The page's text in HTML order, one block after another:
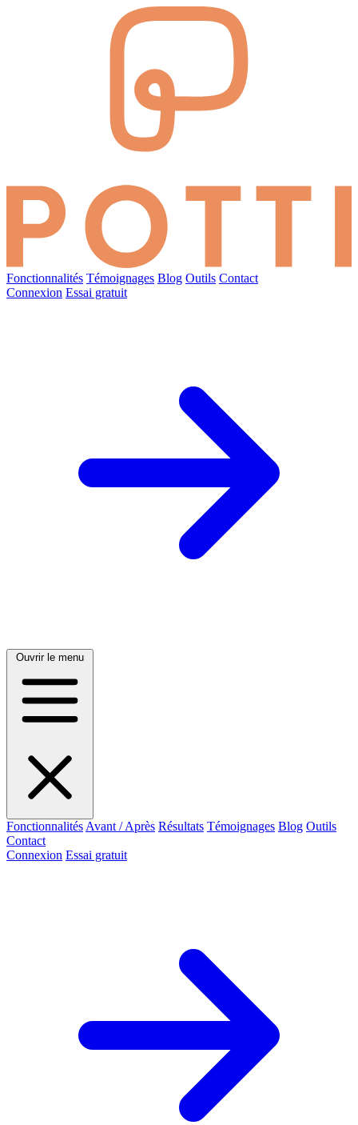
Fonctionnalités Témoignages Blog Outils Contact
Connexion Essai gratuit
Ouvrir le menu
Fonctionnalités Avant / Après Résultats Témoignages Blog Outils
Contact
Connexion Essai gratuit